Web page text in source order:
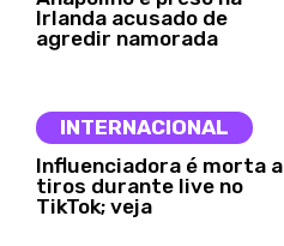
Irlanda acusado de
agredir namorada
INTERNACIONAL
Influenciadora é morta a
tiros durante live no
TikTok; veja